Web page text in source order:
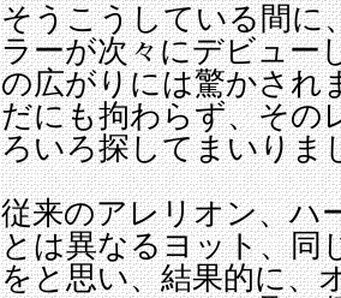
そうこうしている間に
ラーが次々にデビュー
の広がりには驚かされ
だにも拘わらず、その
ろいろ探してまいりま
従来のアレリオン、ハ
とは異なるヨット、同
をと思い、結果的に、